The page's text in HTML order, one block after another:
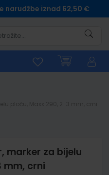
narudžbe iznad 62,50 €
marker za bijelu
mm, crni